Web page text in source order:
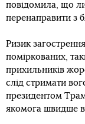
повідомила, що
перенаправити з
Ризик
поміркованих,
прихильників
слід стримати
президентом
якомога швидше